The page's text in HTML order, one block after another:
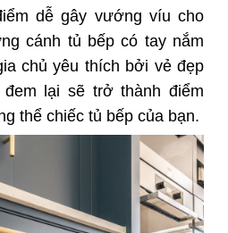
dễ gây vướng víu cho
cánh tủ bếp có tay nắm
chủ yêu thích bởi vẻ đẹp
lại sẽ trở thành điểm
thể chiếc tủ bếp của bạn.